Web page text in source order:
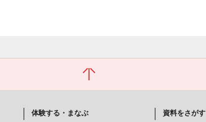
体験する・まなぶ 資料をさがす